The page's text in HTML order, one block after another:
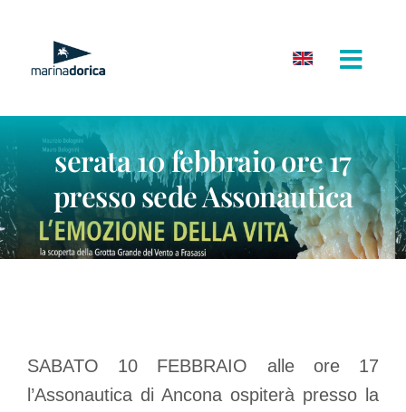
contenuto
serata 10 febbraio ore 17
presso sede Assonautica
SABATO 10 FEBBRAIO alle ore 17
l’Assonautica di Ancona ospiterà presso la